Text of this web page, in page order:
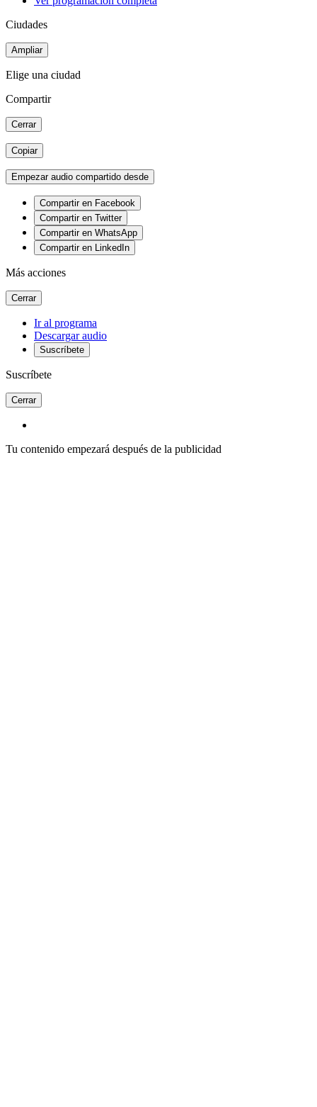
Ciudades
Ampliar
Elige una ciudad
Compartir
Cerrar
Copiar
Empezar audio compartido desde
Compartir en Facebook
Compartir en Twitter
Compartir en WhatsApp
Compartir en LinkedIn
Más acciones
Cerrar
Ir al programa
Descargar audio
Suscríbete
Suscríbete
Cerrar
Tu contenido empezará después de la publicidad